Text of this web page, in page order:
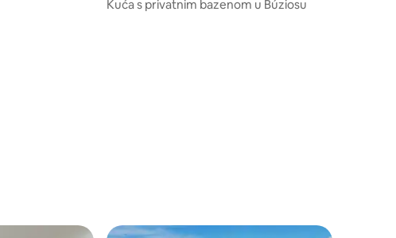
Kuća s privatnim bazenom u Búziosu